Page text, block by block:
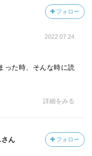
フォロー
2022.07.24
った時、そんな時に読
詳細をみる
ん フォロー